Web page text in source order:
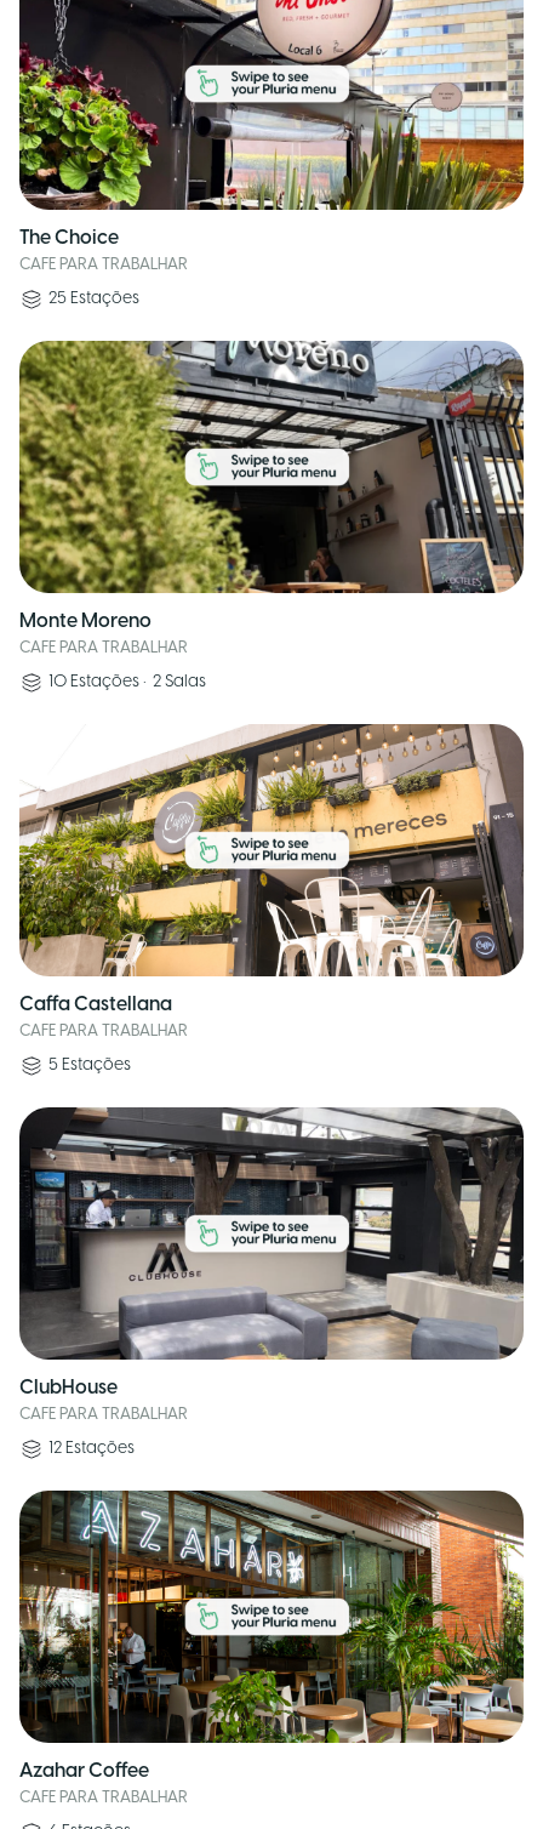
The Choice
CAFE PARA TRABALHAR
25 Estações
Monte Moreno
CAFE PARA TRABALHAR
10 Estações • 2 Salas
Caffa Castellana
CAFE PARA TRABALHAR
5 Estações
ClubHouse
CAFE PARA TRABALHAR
12 Estações
Azahar Coffee
CAFE PARA TRABALHAR